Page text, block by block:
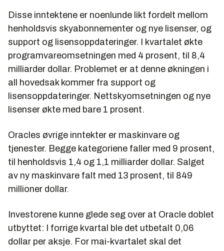
Disse inntektene er noenlunde likt fordelt mellom
henholdsvis skyabonnementer og nye lisenser, og
support og lisensoppdateringer. I kvartalet økte
programvareomsetningen med 4 prosent, til 8,4
milliarder dollar. Problemet er at denne økningen i
all hovedsak kommer fra support og
lisensoppdateringer. Nettskyomsetningen og nye
lisenser økte med bare 1 prosent.
Oracles øvrige inntekter er maskinvare og
tjenester. Begge kategoriene faller med 9 prosent,
til henholdsvis 1,4 og 1,1 milliarder dollar. Salget
av ny maskinvare falt med 13 prosent, til 849
millioner dollar.
Investorene kunne glede seg over at Oracle doblet
utbyttet: I forrige kvartal ble det utbetalt 0,06
dollar per aksje. For mai-kvartalet skal det